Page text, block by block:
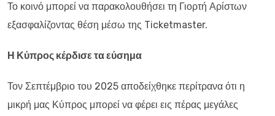
Το κοινό μπορεί να παρακολουθήσει τη Γιορτή Αρίστων
εξασφαλίζοντας θέση μέσω της Ticketmaster.
Η Κύπρος κέρδισε τα εύσημα
Τον Σεπτέμβριο του 2025 αποδείχθηκε περίτρανα ότι η
μικρή μας Κύπρος μπορεί να φέρει εις πέρας μεγάλες